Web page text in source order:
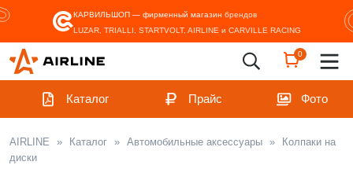
КАРВИЛЬШОП — фирменный магазин брендов
LUZAR, TRIALLI, STARTVOLT, AIRLINE и CARVILLE RACING
0
Каталог Прайс Фото
AIRLINE » Каталог » Автомобильные аксессуары »
Колпаки на
диски